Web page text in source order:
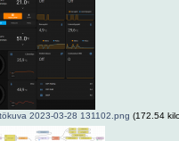
2023-03-28 131102.png (172.54